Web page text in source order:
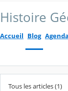
Histoire
Accueil Blog Agenda
Tous les articles (1)